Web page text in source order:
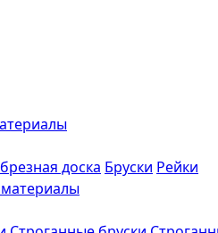
доска Бруски Рейки